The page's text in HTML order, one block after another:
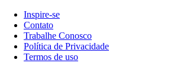
Inspire-se
Contato
Trabalhe Conosco
Política de Privacidade
Termos de uso